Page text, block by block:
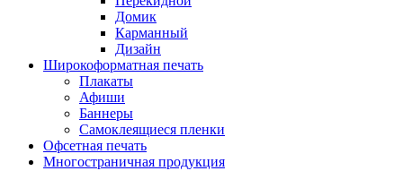
Домик
Карманный
Дизайн
Широкоформатная печать
Плакаты
Афиши
Баннеры
Самоклеящиеся пленки
Офсетная печать
Многостраничная продукция